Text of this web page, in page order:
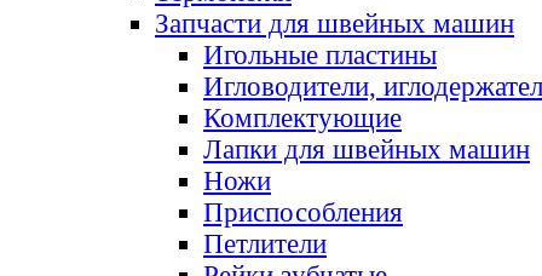
Запчасти для швейных машин
Игольные пластины
Игловодители,
Комплектующие
Лапки для швейных машин
Ножи
Приспособления
Петлители